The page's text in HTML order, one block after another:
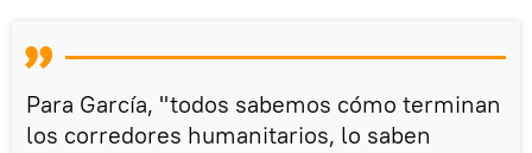
Para García, "todos sabemos cómo terminan
los corredores humanitarios, lo saben